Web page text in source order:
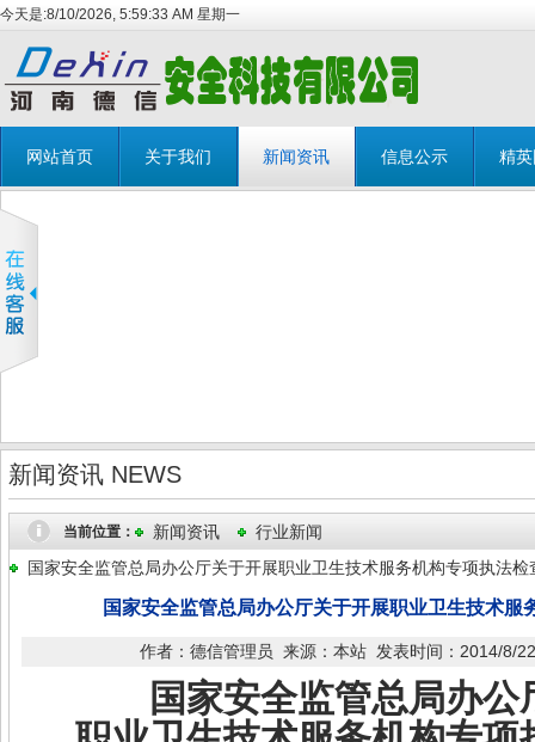
今天是:8/10/2026, 5:59:33 AM 星期一
网站首页 关于我们 新闻资讯 信息公示 精
新闻资讯 NEWS
当前位置： 新闻资讯
行业新闻
国家安全监管总局办公厅关于开展职业卫生技术服务机构专项执法检
国家安全监管总局办公厅关于开展职业卫生技术服
作者：德信管理员 来源：本站 发表时间：2014/8/
国家安全监管总局办公